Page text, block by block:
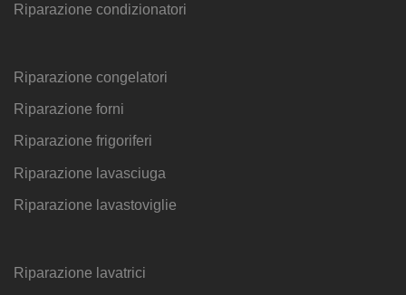
Riparazione condizionatori
Riparazione congelatori
Riparazione forni
Riparazione frigoriferi
Riparazione lavasciuga
Riparazione lavastoviglie
Riparazione lavatrici